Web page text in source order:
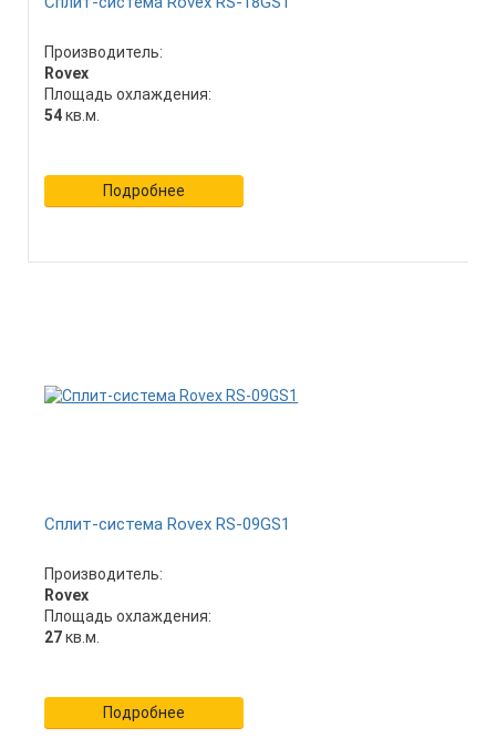
Производитель:
Rovex
Площадь охлаждения:
54кв.м.
Подробнее
Сплит-система Rovex RS-09GS1
Производитель:
Rovex
Площадь охлаждения:
27кв.м.
Подробнее